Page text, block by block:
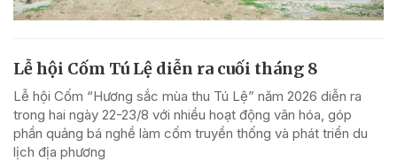
Lễ hội Cốm Tú Lệ diễn ra cuối tháng 8
Lễ hội Cốm “Hương sắc mùa thu Tú Lệ” năm 2026 diễn ra
trong hai ngày 22-23/8 với nhiều hoạt động văn hóa, góp
phần quảng bá nghề làm cốm truyền thống và phát triển du
lịch địa phương